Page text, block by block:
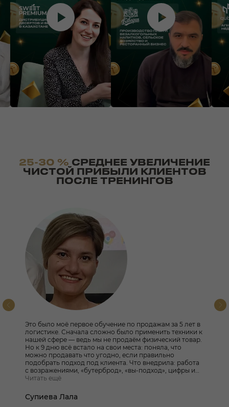
Это было моё первое обучение по продажам за 5 лет в
логистике. Сначала сложно было применить техники к
нашей сфере — ведь мы не продаём физический товар.
Но к 9 дню всё встало на свои места: поняла, что
можно продавать что угодно, если правильно
подобрать подход под клиента. Что внедрила: работа
с возражениями, «бутерброд», «вы-подход», цифры и
факты. Рефлексия стала открытием — начала
Конверсия выросла на ~20%. Подтверждённых заявок
стало в 2 раза больше.
Читать ещё
Супиева Лала